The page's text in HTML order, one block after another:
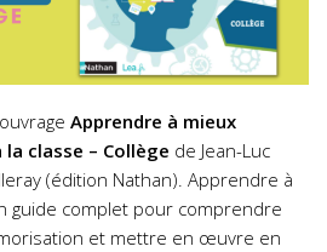
Apprendre à mieux
classe – Collège de Jean-Luc
(édition Nathan). Apprendre à
guide complet pour comprendre
et mettre en œuvre en